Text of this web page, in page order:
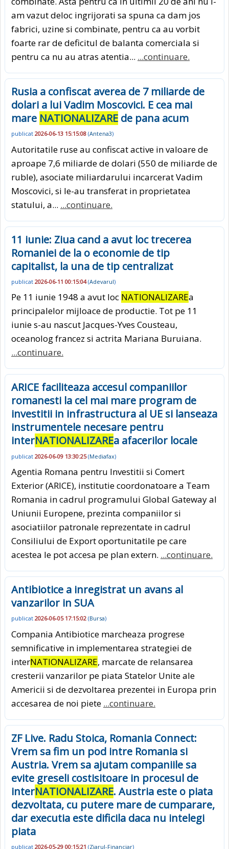
am vazut deloc ingrijorati sa spuna ca dam jos
fabrici, uzine si combinate, pentru ca au vorbit
foarte rar de deficitul de balanta comerciala si
pentru ca nu au atras atentia... ...continuare.
Rusia a confiscat averea de 7 miliarde de
dolari a lui Vadim Moscovici. E cea mai
mare NATIONALIZARE de pana acum
publicat 2026-06-13 15:15:08 (Antena3)
Autoritatile ruse au confiscat active in valoare de
aproape 7,6 miliarde de dolari (550 de miliarde de
ruble), asociate miliardarului incarcerat Vadim
Moscovici, si le-au transferat in proprietatea
statului, a... ...continuare.
11 iunie: Ziua cand a avut loc trecerea
Romaniei de la o economie de tip
capitalist, la una de tip centralizat
publicat 2026-06-11 00:15:04(Adevarul)
Pe 11 iunie 1948 a avut loc NATIONALIZAREa
principalelor mijloace de productie. Tot pe 11
iunie s-au nascut Jacques-Yves Cousteau,
oceanolog francez si actrita Mariana Buruiana.
...continuare.
ARICE faciliteaza accesul companiilor
romanesti la cel mai mare program de
investitii in infrastructura al UE si lanseaza
instrumentele necesare pentru
interNATIONALIZAREa afacerilor locale
publicat 2026-06-09 13:30:25(Mediafax)
Agentia Romana pentru Investitii si Comert
Exterior (ARICE), institutie coordonatoare a Team
Romania in cadrul programului Global Gateway al
Uniunii Europene, prezinta companiilor si
asociatiilor patronale reprezentate in cadrul
Consiliului de Export oportunitatile pe care
acestea le pot accesa pe plan extern. ...continuare.
Antibiotice a inregistrat un avans al
vanzarilor in SUA
publicat 2026-06-05 17:15:02 (Bursa)
Compania Antibiotice marcheaza progrese
semnificative in implementarea strategiei de
interNATIONALIZARE, marcate de relansarea
cresterii vanzarilor pe piata Statelor Unite ale
Americii si de dezvoltarea prezentei in Europa prin
accesarea de noi piete ...continuare.
ZF Live. Radu Stoica, Romania Connect:
Vrem sa fim un pod intre Romania si
Austria. Vrem sa ajutam companiile sa
evite greseli costisitoare in procesul de
interNATIONALIZARE. Austria este o piata
dezvoltata, cu putere mare de cumparare,
dar executia este dificila daca nu intelegi
piata
publicat 2026-05-29 00:15:21 (Ziarul-Financiar)